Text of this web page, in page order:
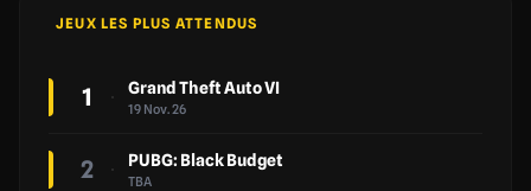
JEUX LES PLUS ATTENDUS
1 Grand Theft Auto VI
19 Nov. 26
2 PUBG: Black Budget
TBA